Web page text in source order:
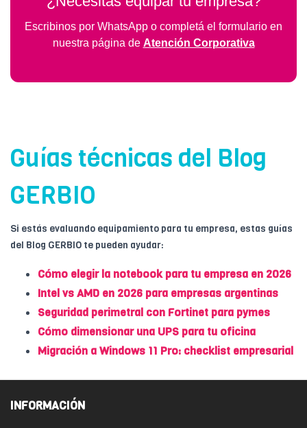
Escribinos por WhatsApp o completá el formulario en
nuestra página de Atención Corporativa
Guías técnicas del Blog
GERBIO
Si estás evaluando equipamiento para tu empresa, estas guías
del Blog GERBIO te pueden ayudar:
Cómo elegir la notebook para tu empresa en 2026
Intel vs AMD en 2026 para empresas argentinas
Seguridad perimetral con Fortinet para pymes
Cómo dimensionar una UPS para tu oficina
Migración a Windows 11 Pro: checklist empresarial
INFORMACIÓN